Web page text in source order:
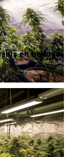
en tiendas